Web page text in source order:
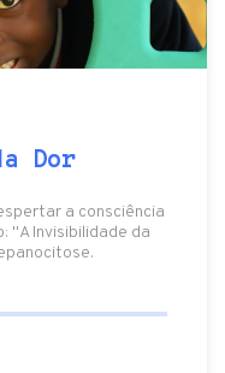
Dor
a consciência
"A Invisibilidade da